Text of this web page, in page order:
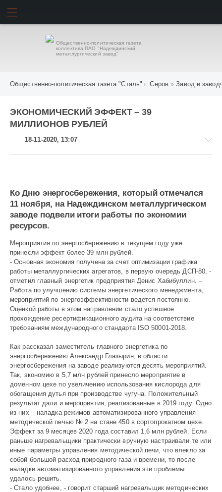
Общественно-политическая газета
коллектива ПАО "Надеждинский
металлургический завод"
Общественно-политическая газета "Сталь" г. Серов »Завод и
ЭКОНОМИЧЕСКИЙ ЭФФЕКТ – 39
МИЛЛИОНОВ РУБЛЕЙ
18-11-2020, 13:07
Завод
и
заводчане
980
Ко Дню энергосбережения, который отмечался
11 ноября, на Надеждинском металлургическом
заводе подвели итоги работы по экономии
ресурсов.
Мероприятия по энерго­сбережению в текущем году уже
принесли эффект более 39 млн рублей.
- Основная экономия получена за счет оптимизации графика
работы металлургических агрегатов, в первую очередь ДСП-80, -
отметил главный энергетик предприя­тия Денис Хабибуллин. –
Работа по улучшению системы энергетического менеджмента,
мероприятий по энергоэффективности ведется постоянно.
Оценкой работы в этом направлении стало успешное
прохождение ресертификационного аудита на соответствие
требованиям международного стандарта ISO 50001-2018.
Как рассказал заместитель главного энергетика по
энергосбережению Александр Глазырин, в области
энергосбережения на заводе реализуются десять мероприятий.
Так, экономию в 5,7 млн рублей принесло мероприятие в
доменном цехе по увеличению использования кислорода для
обогащения дутья при производстве чугуна. Положительный
результат дали и мероприятия, реализованные в 2019 году. Одно
из них – наладка режимов автоматизированного управления
методической печью № 2 на стане 450 в сортопрокатном цехе.
Эффект за 9 месяцев 2020 года составил 1,6 млн рублей. Если
раньше нагревальщики практически вручную настраивали те или
иные параметры управления методической печи, что влекло за
собой большой расход природного газа и времени, то после
наладки автоматизированного управления эти проблемы
удалось решить.
- Стало удобнее, - говорит старший нагревальщик методических